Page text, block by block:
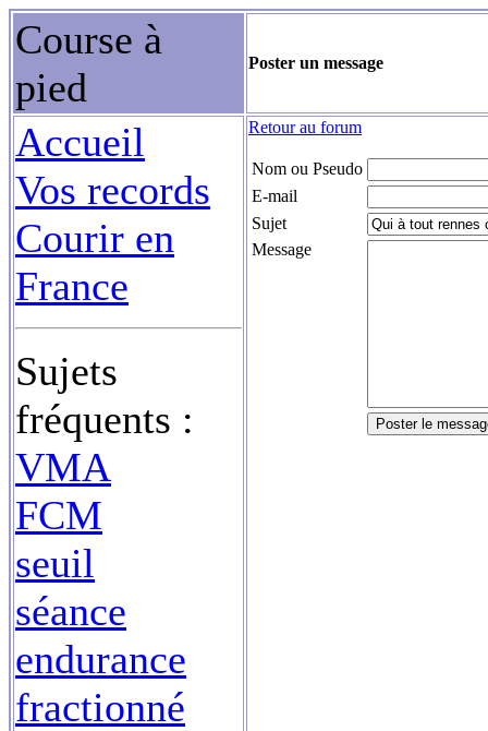
Course à
pied
Poster un message
Accueil
Vos records
Courir en
France
Sujets
fréquents :
VMA
FCM
seuil
séance
endurance
fractionné
Retour au forum
Nom ou Pseudo
E-mail
Sujet
Message